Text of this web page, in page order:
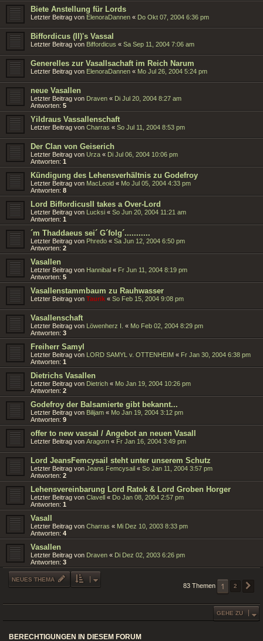
Biete Anstellung für Lords
Letzter Beitrag von ElenoraDannen « Do Okt 07, 2004 6:36 pm
Biffordicus (II)'s Vassal
Letzter Beitrag von Biffordicus « Sa Sep 11, 2004 7:06 am
Generelles zur Vasallsachaft im Reich Narum
Letzter Beitrag von ElenoraDannen « Mo Jul 26, 2004 5:24 pm
neue Vasallen
Letzter Beitrag von Draven « Di Jul 20, 2004 8:27 am
Antworten: 5
Yildraus Vassallenschaft
Letzter Beitrag von Charras « So Jul 11, 2004 8:53 pm
Der Clan von Geiserich
Letzter Beitrag von Urza « Di Jul 06, 2004 10:06 pm
Antworten: 1
Kündigung des Lehensverhältnis zu Godefroy
Letzter Beitrag von MacLeoid « Mo Jul 05, 2004 4:33 pm
Antworten: 8
Lord BiffordicusII takes a Over-Lord
Letzter Beitrag von Lucksi « So Jun 20, 2004 11:21 am
Antworten: 1
´m Thaddaeus sei´ G´folg´...........
Letzter Beitrag von Phredo « Sa Jun 12, 2004 6:50 pm
Antworten: 2
Vasallen
Letzter Beitrag von Hannibal « Fr Jun 11, 2004 8:19 pm
Antworten: 5
Vasallenstammbaum zu Rauhwasser
Letzter Beitrag von Taurik « So Feb 15, 2004 9:08 pm
Vasallenschaft
Letzter Beitrag von Löwenherz I. « Mo Feb 02, 2004 8:29 pm
Antworten: 3
Freiherr Samyl
Letzter Beitrag von LORD SAMYL v. OTTENHEIM « Fr Jan 30, 2004 6:38 pm
Antworten: 1
Dietrichs Vasallen
Letzter Beitrag von Dietrich « Mo Jan 19, 2004 10:26 pm
Antworten: 2
Godefroy der Balsamierte gibt bekannt...
Letzter Beitrag von Bilijam « Mo Jan 19, 2004 3:12 pm
Antworten: 9
offer to new vassal / Angebot an neuen Vasall
Letzter Beitrag von Aragorn « Fr Jan 16, 2004 3:49 pm
Lord JeansFemcysail steht unter unserem Schutz
Letzter Beitrag von Jeans Femcysail « So Jan 11, 2004 3:57 pm
Antworten: 2
Lehensvereinbarung Lord Ratok & Lord Groben Horger
Letzter Beitrag von Clavell « Do Jan 08, 2004 2:57 pm
Antworten: 1
Vasall
Letzter Beitrag von Charras « Mi Dez 10, 2003 8:33 pm
Antworten: 4
Vasallen
Letzter Beitrag von Draven « Di Dez 02, 2003 6:26 pm
Antworten: 3
NEUES THEMA
83 Themen 1 2
GEHE ZU
BERECHTIGUNGEN IN DIESEM FORUM